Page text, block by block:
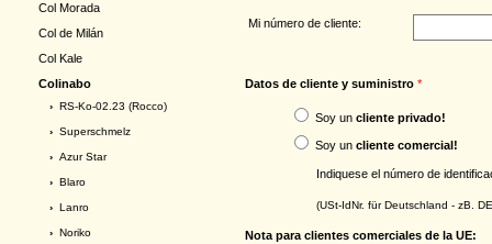
Col Morada
Col de Milán
Col Kale
Colinabo
› RS-Ko-02.23 (Rocco)
› Superschmelz
› Azur Star
› Blaro
› Lanro
› Noriko
Mi número de cliente:
Datos de cliente y suministro *
Soy un cliente privado!
Soy un cliente comercial!
Indiquese el número de
(USt-IdNr. für Deutschland - zB.
Nota para clientes comerciales de la UE: